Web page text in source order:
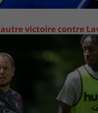
victoire contre